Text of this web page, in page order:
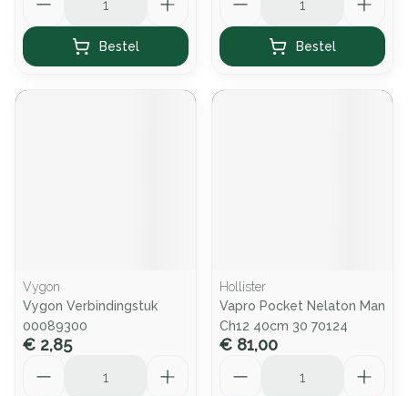
Bestel Bestel
Vygon
Vygon Verbindingstuk
00089300
€ 2,85
Hollister
Vapro Pocket Nelaton Man
Ch12 40cm 30 70124
€ 81,00